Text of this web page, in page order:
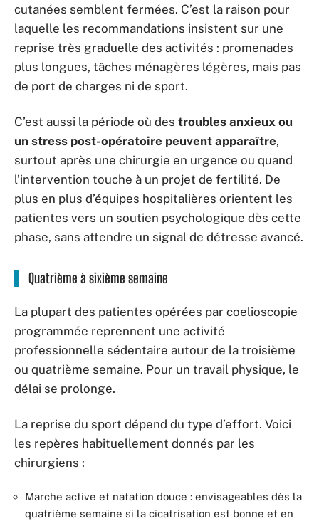
cutanées semblent fermées. C’est la raison pour
laquelle les recommandations insistent sur une
reprise très graduelle des activités : promenades
plus longues, tâches ménagères légères, mais pas
de port de charges ni de sport.
C’est aussi la période où des troubles anxieux ou
un stress post-opératoire peuvent apparaître,
surtout après une chirurgie en urgence ou quand
l’intervention touche à un projet de fertilité. De
plus en plus d’équipes hospitalières orientent les
patientes vers un soutien psychologique dès cette
phase, sans attendre un signal de détresse avancé.
Quatrième à sixième semaine
La plupart des patientes opérées par coelioscopie
programmée reprennent une activité
professionnelle sédentaire autour de la troisième
ou quatrième semaine. Pour un travail physique, le
délai se prolonge.
La reprise du sport dépend du type d’effort. Voici
les repères habituellement donnés par les
chirurgiens :
Marche active et natation douce : envisageables dès la
quatrième semaine si la cicatrisation est bonne et en